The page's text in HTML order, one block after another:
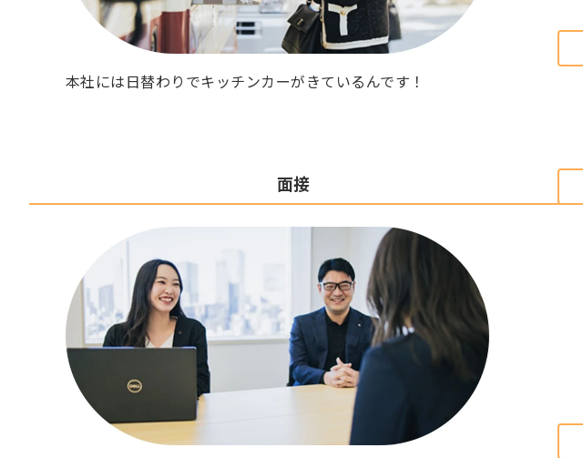
本社には日替わりでキッチンカーがきているんです！
面接